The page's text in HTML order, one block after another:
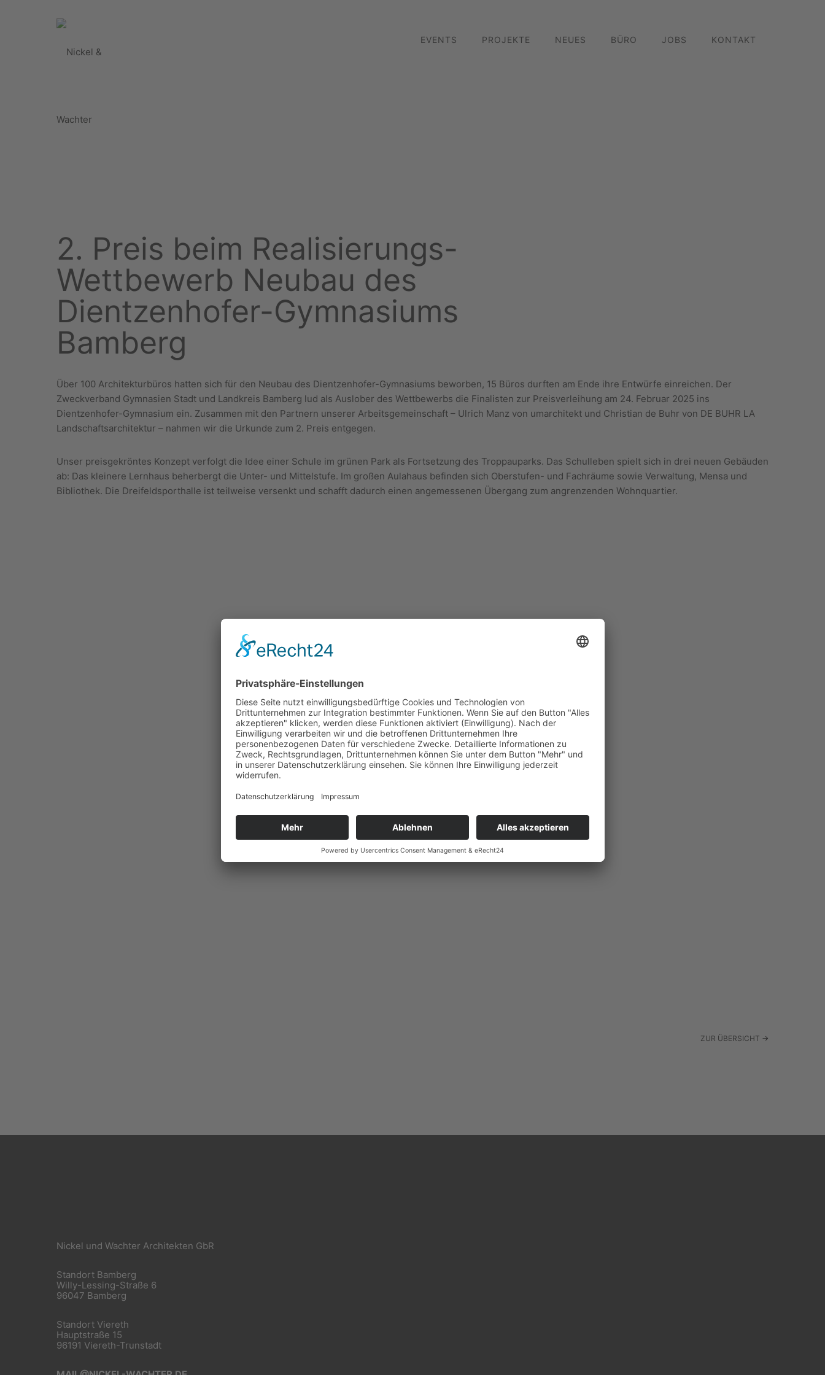
EVENTS PROJEKTE NEUES BÜRO JOBS KONTAKT
2. Preis beim Realisierungs-
Wettbewerb Neubau des
Dientzenhofer-Gymnasiums
Bamberg
Über 100 Architekturbüros hatten sich für den Neubau des Dientzenhofer-Gymnasiums beworben, 15 Büros durften am Ende ihre Entwürfe einreichen. Der
Zweckverband Gymnasien Stadt und Landkreis Bamberg lud als Auslober des Wettbewerbs die Finalisten zur Preisverleihung am 24. Februar 2025 ins
Dientzenhofer-Gymnasium ein. Zusammen mit den Partnern unserer Arbeitsgemeinschaft – Ulrich Manz von umarchitekt und Christian de Buhr von DE BUHR LA
Landschaftsarchitektur – nahmen wir die Urkunde zum 2. Preis entgegen.
Unser preisgekröntes Konzept verfolgt die Idee einer Schule im grünen Park als Fortsetzung des Troppauparks. Das Schulleben spielt sich in drei neuen Gebäuden
ab: Das kleinere Lernhaus beherbergt die Unter- und Mittelstufe. Im großen Aulahaus befinden sich Oberstufen- und Fachräume sowie Verwaltung, Mensa und
Bibliothek. Die Dreifeldsporthalle ist teilweise versenkt und schafft dadurch einen angemessenen Übergang zum angrenzenden Wohnquartier.
ZUR ÜBERSICHT →
Nickel und Wachter Architekten GbR
Standort Bamberg
Willy-Lessing-Straße 6
96047 Bamberg
Standort Viereth
Hauptstraße 15
96191 Viereth-Trunstadt